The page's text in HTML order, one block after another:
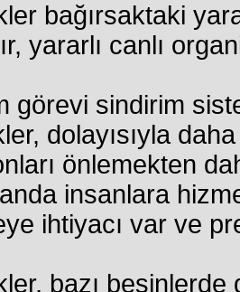
bağırsaktaki
yararlı canlı
görevi sindirim
dolayısıyla
önlemekten
insanlara
ihtiyacı var ve
bazı